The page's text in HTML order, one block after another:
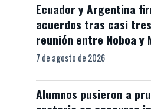
Ecuador y Argentina
acuerdos tras casi
reunión entre Noboa y
7 de agosto de 2026
Alumnos pusieron a